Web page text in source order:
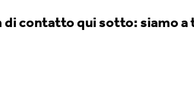
contatto qui sotto: siamo